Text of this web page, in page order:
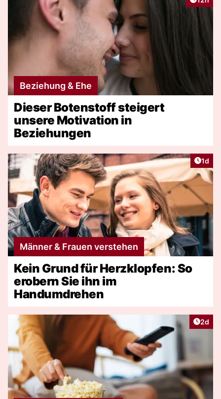
Beziehung & Ehe
Dieser Botenstoff steigert
unsere Motivation in
Beziehungen
1d
Männer & Frauen verstehen
Kein Grund für Herzklopfen: So
erobern Sie ihn im
Handumdrehen
2d